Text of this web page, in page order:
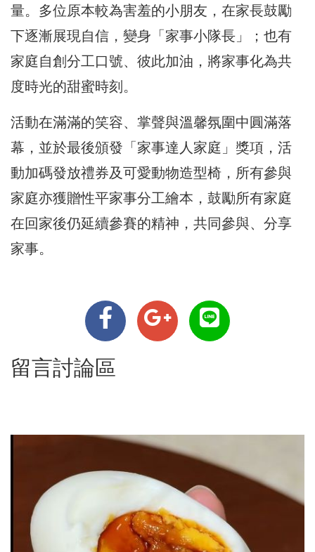
量。多位原本較為害羞的小朋友，在家長鼓勵
下逐漸展現自信，變身「家事小隊長」；也有
家庭自創分工口號、彼此加油，將家事化為共
度時光的甜蜜時刻。
活動在滿滿的笑容、掌聲與溫馨氛圍中圓滿落
幕，並於最後頒發「家事達人家庭」獎項，活
動加碼發放禮券及可愛動物造型椅，所有參與
家庭亦獲贈性平家事分工繪本，鼓勵所有家庭
在回家後仍延續參賽的精神，共同參與、分享
家事。
留言討論區